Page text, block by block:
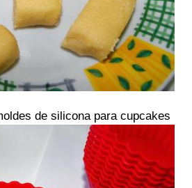
de silicona para cupcakes